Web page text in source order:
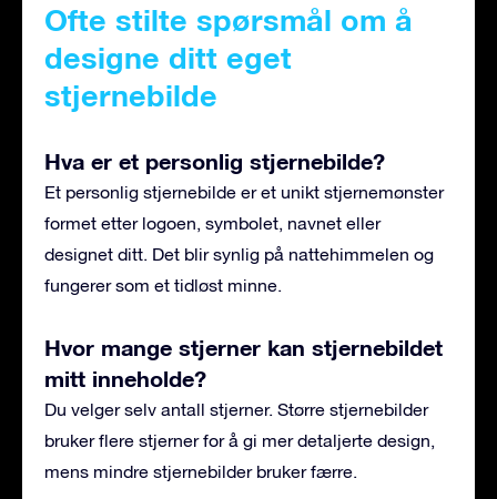
Ofte stilte spørsmål om å
designe ditt eget
stjernebilde
Hva er et personlig stjernebilde?
Et personlig stjernebilde er et unikt stjernemønster
formet etter logoen, symbolet, navnet eller
designet ditt. Det blir synlig på nattehimmelen og
fungerer som et tidløst minne.
Hvor mange stjerner kan stjernebildet
mitt inneholde?
Du velger selv antall stjerner. Større stjernebilder
bruker flere stjerner for å gi mer detaljerte design,
mens mindre stjernebilder bruker færre.